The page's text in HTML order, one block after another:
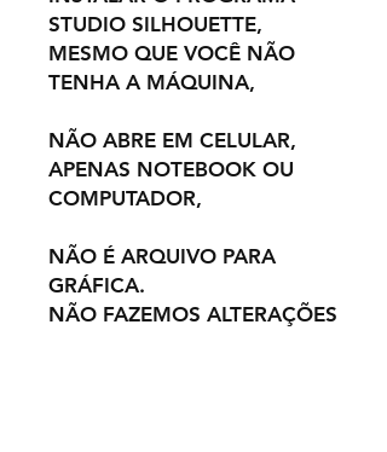
STUDIO SILHOUETTE,
MESMO QUE VOCÊ NÃO
TENHA A MÁQUINA,
NÃO ABRE EM CELULAR,
APENAS NOTEBOOK OU
COMPUTADOR,
NÃO É ARQUIVO PARA
GRÁFICA.
NÃO FAZEMOS ALTERAÇÕES